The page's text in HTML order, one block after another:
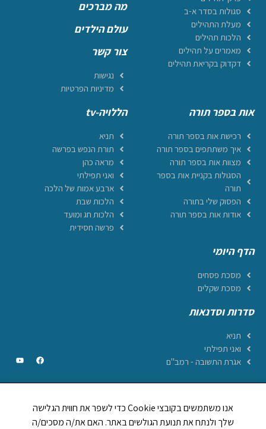
סגולות בסדר א-ב
מעלת התהילים
הלכות תהילים
מאמרים על תהילים
דקדוק בקריאת תהילים
מה מברכים
עולם הילדים
צור קשר
נגישות
מדיניות הפרטיות
אות בספר תורה
רכישת אות בספר תורה
איך משתתפים בספר תורה
מצוות אות בספר תורה
הסגולות בקניית אות בספר
תורה
הפסוק שלי בתורה
אודות אות בספר תורה
הללויה-tv
תניא
תורת הנפש בפרשה
מראה כהן
ואני תפילתי
ארבע אמות של הלכה
הלכות שבת
הלכות חג ומועד
פרשה חסידית
הדף היומי
מסכת פסחים
מסכת שקלים
סדרות וסדנאות
תניא
ואני תפילתי
אגרת התשובה - רמב"ם
CREATED BY JEWTECH
אנו משתמשים בקובצי Cookie כדי לשפר את חווית הגלישה
שלך ולנתח את תנועת הגולשים באתר. האם את/ה מסכים/ה